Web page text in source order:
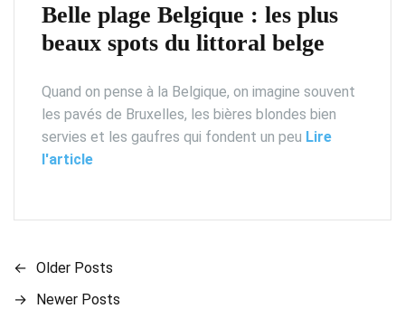
Belle plage Belgique : les plus
beaux spots du littoral belge
Quand on pense à la Belgique, on imagine souvent
les pavés de Bruxelles, les bières blondes bien
servies et les gaufres qui fondent un peu Lire
l'article
N
a
← Older Posts
→
Newer Posts